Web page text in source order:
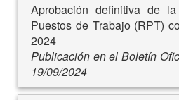
Aprobación definitiva de
Puestos de Trabajo (RPT)
2024
Publicación en el Boletín
19/09/2024